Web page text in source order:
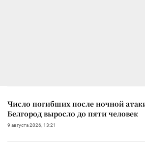
Число погибших после ночной
Белгород выросло до пяти человек
9 августа 2026, 13:21